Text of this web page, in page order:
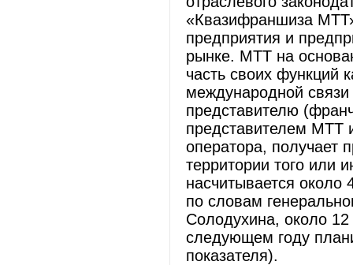
«Квазифраншиза
предприятия и
рынке. МТТ на
часть своих функций
международной
представителю
представителем МТТ
оператора, получает
территории того или
насчитывается около
по словам
Солодухина, около
следующем году
показателя).